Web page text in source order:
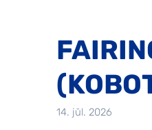
14. jūl. 2026